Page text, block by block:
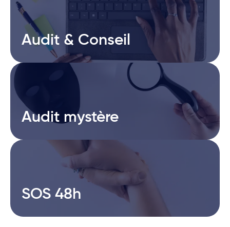
Audit & Conseil
Audit & Conseil
Audit mystère
Audit mystère
SOS 48h
SOS 48h